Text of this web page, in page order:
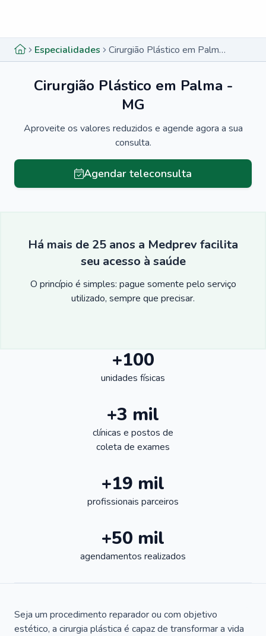
Especialidades Cirurgião Plástico em Palma - MG
Cirurgião Plástico em Palma -
MG
Aproveite os valores reduzidos e agende agora a sua
consulta.
Agendar teleconsulta
Há mais de 25 anos a Medprev facilita
seu acesso à saúde
O princípio é simples: pague somente pelo serviço
utilizado, sempre que precisar.
+100
unidades físicas
+3 mil
clínicas e postos de
coleta de exames
+19 mil
profissionais parceiros
+50 mil
agendamentos realizados
Seja um procedimento reparador ou com objetivo
estético, a cirurgia plástica é capaz de transformar a vida